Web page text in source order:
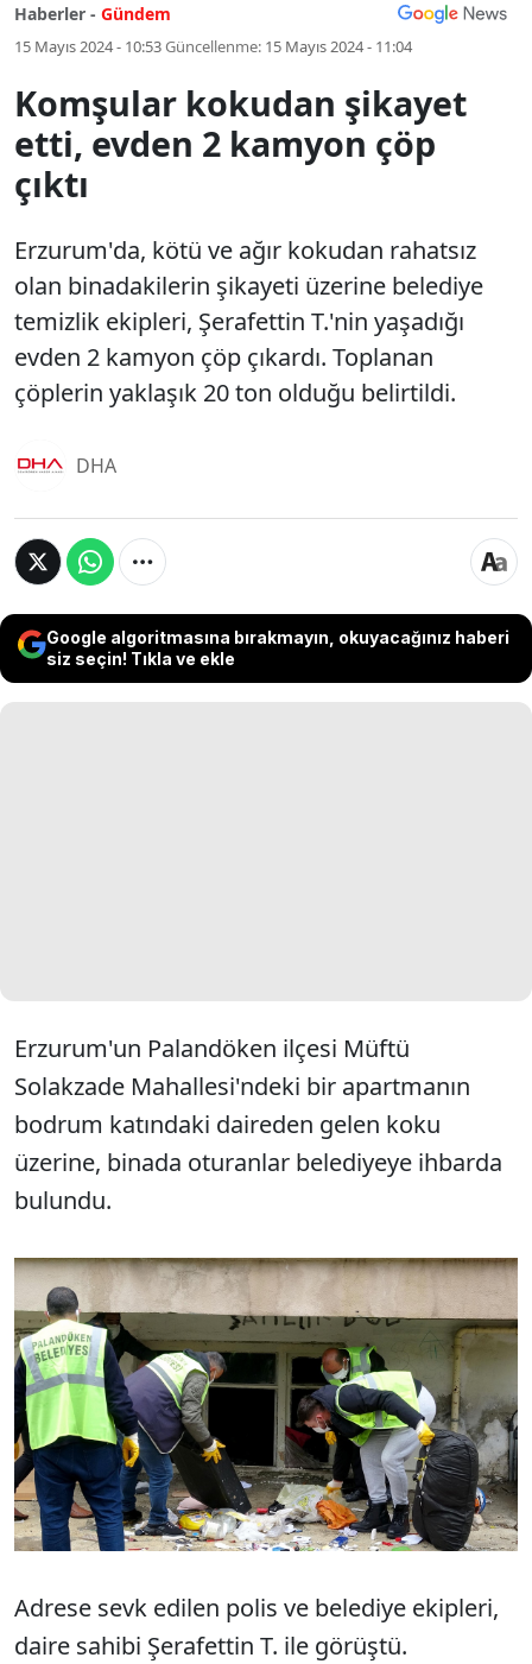
Haberler - Gündem
15 Mayıs 2024 - 10:53Güncellenme: 15 Mayıs 2024 - 11:04
Komşular kokudan şikayet
etti, evden 2 kamyon çöp
çıktı
Erzurum'da, kötü ve ağır kokudan rahatsız
olan binadakilerin şikayeti üzerine belediye
temizlik ekipleri, Şerafettin T.'nin yaşadığı
evden 2 kamyon çöp çıkardı. Toplanan
çöplerin yaklaşık 20 ton olduğu belirtildi.
DHA
Google algoritmasına bırakmayın, okuyacağınız haberi
siz seçin! Tıkla ve ekle
Erzurum'un Palandöken ilçesi Müftü
Solakzade Mahallesi'ndeki bir apartmanın
bodrum katındaki daireden gelen koku
üzerine, binada oturanlar belediyeye ihbarda
bulundu.
Adrese sevk edilen polis ve belediye ekipleri,
daire sahibi Şerafettin T. ile görüştü.